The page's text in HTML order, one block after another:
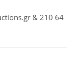
& 210 64